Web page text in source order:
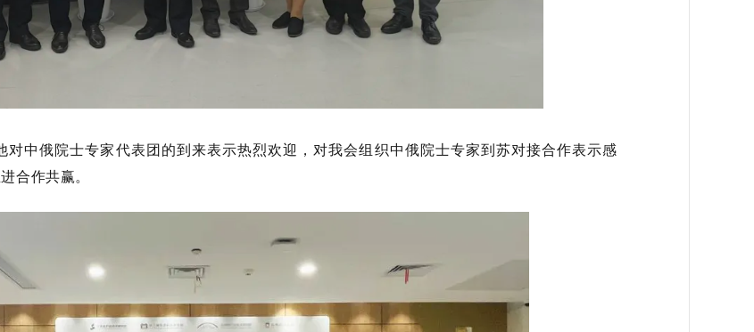
中俄院士专家代表团的到来表示热烈欢迎，对我会组织中俄院士专家到苏对接合作表示感
合作共赢。